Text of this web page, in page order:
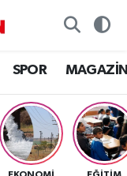
SPOR